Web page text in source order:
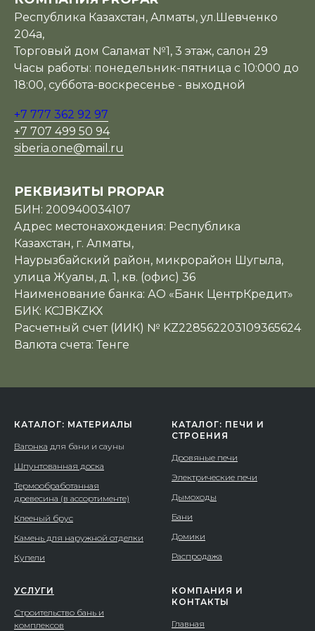
Республика Казахстан, Алматы, ул.Шевченко
204а,
Торговый дом Саламат №1, 3 этаж, салон 29
Часы работы: понедельник-пятница с 10:000 до
18:00, суббота-воскресенье - выходной
+7 777 362 92 97
+7 707 499 50 94
siberia.one@mail.ru
РЕКВИЗИТЫ PROPAR
БИН: 200940034107
Адрес местонахождения: Республика
Казахстан, г. Алматы,
Наурызбайский район, микрорайон Шугыла,
улица Жуалы, д. 1, кв. (офис) 36
Наименование банка: АО «Банк ЦентрКредит»
БИК: KCJBKZKX
Расчетный счет (ИИК) № KZ228562203109365624
Валюта счета: Тенге
КАТАЛОГ: МАТЕРИАЛЫ
Вагонка для бани и сауны
Шпунтованная доска
Термообработанная
древесина (в ассортименте)
Клееный брус
Камень для наружной отделки
Купели
КАТАЛОГ: ПЕЧИ И
СТРОЕНИЯ
Дровяные печи
Электрические печи
Дымоходы
Бани
Домики
Распродажа
УСЛУГИ
Строительство бань и
комплексов
КОМПАНИЯ И
КОНТАКТЫ
Главная